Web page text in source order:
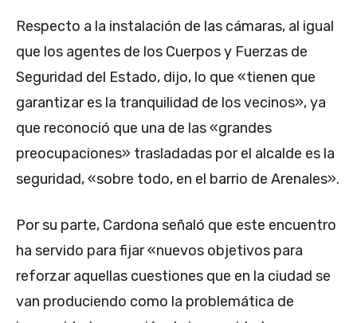
Respecto a la instalación de las cámaras, al igual
que los agentes de los Cuerpos y Fuerzas de
Seguridad del Estado, dijo, lo que «tienen que
garantizar es la tranquilidad de los vecinos», ya
que reconoció que una de las «grandes
preocupaciones» trasladadas por el alcalde es la
seguridad, «sobre todo, en el barrio de Arenales».
Por su parte, Cardona señaló que este encuentro
ha servido para fijar «nuevos objetivos para
reforzar aquellas cuestiones que en la ciudad se
van produciendo como la problemática de